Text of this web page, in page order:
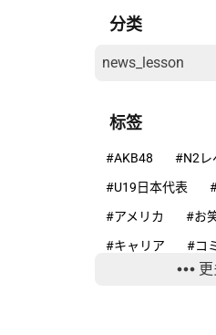
分类
news_lesson
标签
#AKB48 #N2レ
#U19日本代表
#アメリカ
#お
#キャリア
#コ
#コンプライアンス